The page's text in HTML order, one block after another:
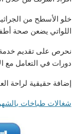
خلو الأسطح من
اللواتي يضعن صحة
نحرص على تقديم خدمة
دورات في التعامل مع
إضافة حقيقية لراحة
شغالات طباخات بالشهر